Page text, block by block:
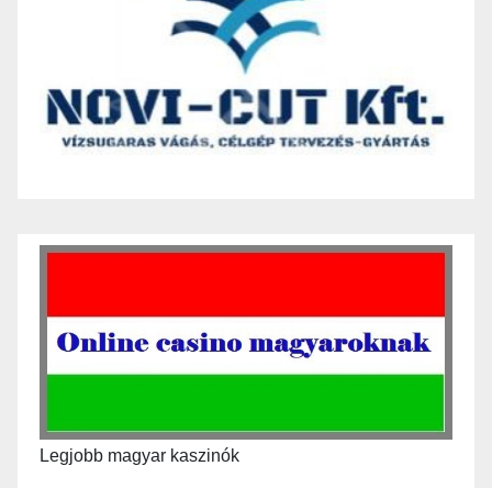
Legjobb magyar kaszinók